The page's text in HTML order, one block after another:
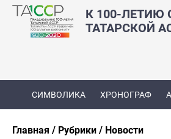
К 100-ЛЕТИЮ
ТАТАРСКОЙ
СИМВОЛИКА ХРОНОГРАФ
Главная Рубрики Новости